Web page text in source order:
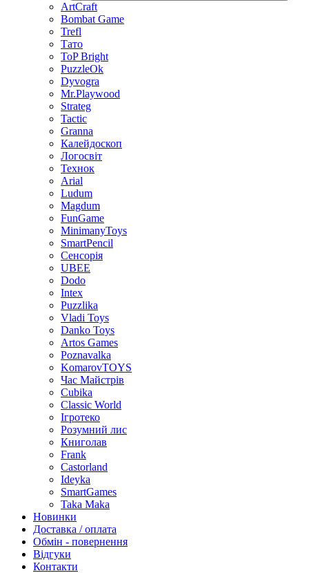
ArtCraft
Bombat Game
Trefl
Тато
ToP Bright
PuzzleOk
Dyvogra
Mr.Playwood
Strateg
Tactic
Granna
Калейдоскоп
Логосвіт
Технок
Arial
Ludum
Magdum
FunGame
MinimanyToys
SmartPencil
Сенсорія
UBEE
Dodo
Intex
Puzzlika
Vladi Toys
Danko Toys
Artos Games
Poznavalka
KomarovTOYS
Час Майстрів
Cubika
Classic World
Ігротеко
Розумний лис
Книголав
Frank
Castorland
Ideyka
SmartGames
Taka Maka
Новинки
Доставка / оплата
Обмін - повернення
Відгуки
Контакти